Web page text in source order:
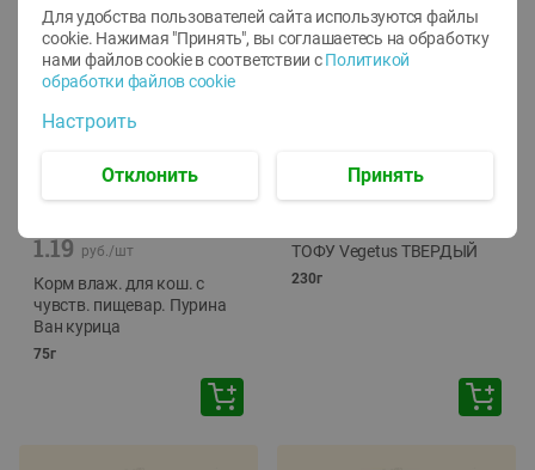
1.19 руб./шт
Корм влаж. для кош. с
чувств. пищевар. Пурина
Ван курица
75г
ТОФУ Vegetus ТВЕРДЫЙ
230г
Для удобства пользователей сайта используются файлы
cookie. Нажимая "Принять", вы соглашаетесь на обработку
нами файлов cookie в соответствии с Политикой
обработки файлов cookie
Настроить
Отклонить Принять